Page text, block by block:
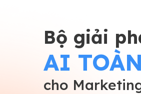
Bộ giải
AI
cho